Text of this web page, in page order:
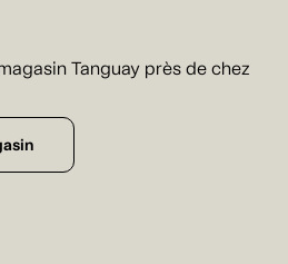
Tanguay près de chez